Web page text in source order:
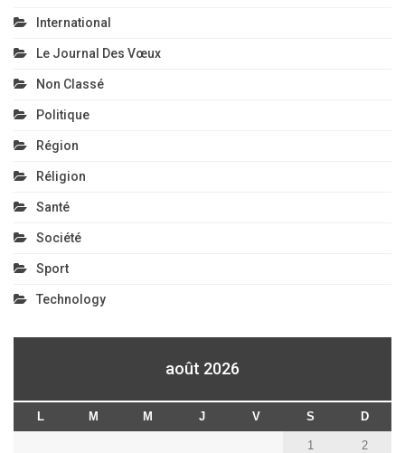
International
Le Journal Des Vœux
Non Classé
Politique
Région
Réligion
Santé
Société
Sport
Technology
août 2026
L M M J V S D
1 2